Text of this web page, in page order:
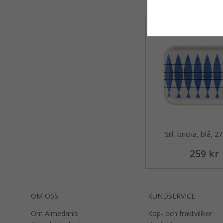
Sill, bricka, blå,
259 kr
OM OSS
Om Almedahls
KUNDSERVICE
Köp- och fraktvillkor